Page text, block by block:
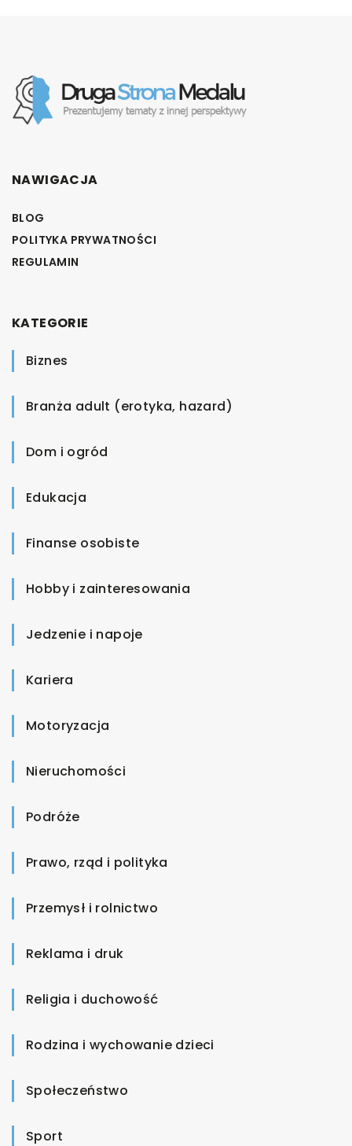
NAWIGACJA
BLOG
POLITYKA PRYWATNOŚCI
REGULAMIN
KATEGORIE
Biznes
Branża adult (erotyka, hazard)
Dom i ogród
Edukacja
Finanse osobiste
Hobby i zainteresowania
Jedzenie i napoje
Kariera
Motoryzacja
Nieruchomości
Podróże
Prawo, rząd i polityka
Przemysł i rolnictwo
Reklama i druk
Religia i duchowość
Rodzina i wychowanie dzieci
Społeczeństwo
Sport